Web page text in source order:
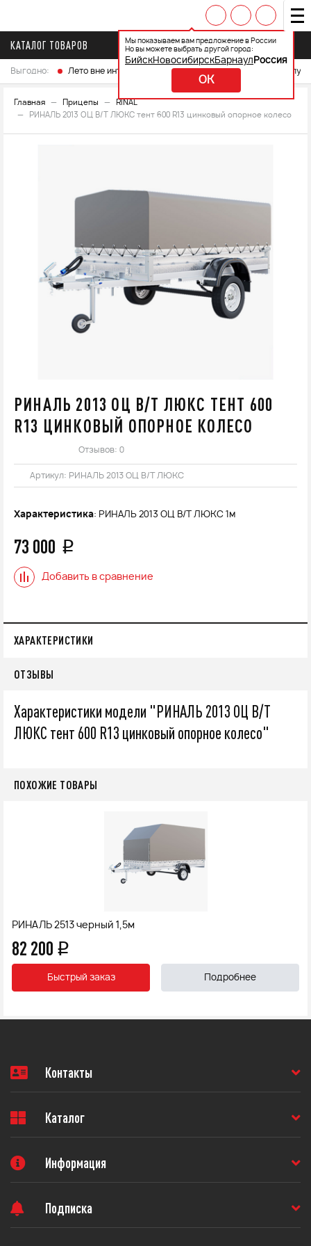
Мы показываем вам предложение в России
Но вы можете выбрать другой город:
БийскНовосибирскБарнаул Россия
OK
КАТАЛОГ ТОВАРОВ
Выгодно: Лето вне интренета Выберите свой мотоцикл и
Главная Прицепы
RINAL
РИНАЛЬ 2013 ОЦ В/Т ЛЮКС тент 600 R13 цинковый опорное колесо
РИНАЛЬ 2013 ОЦ В/Т ЛЮКС ТЕНТ 600
R13 ЦИНКОВЫЙ ОПОРНОЕ КОЛЕСО
Отзывов: 0
Артикул: РИНАЛЬ 2013 ОЦ В/Т ЛЮКС
Характеристика: РИНАЛЬ 2013 ОЦ В/Т ЛЮКС 1м
73 000 q
Добавить в сравнение
ХАРАКТЕРИСТИКИ
ОТЗЫВЫ
Характеристики модели "РИНАЛЬ 2013 ОЦ В/Т
ЛЮКС тент 600 R13 цинковый опорное колесо"
ПОХОЖИЕ ТОВАРЫ
РИНАЛЬ 2513 черный 1,5м
82 200 q
Быстрый заказ Подробнее
Контакты
Каталог
Информация
Подписка